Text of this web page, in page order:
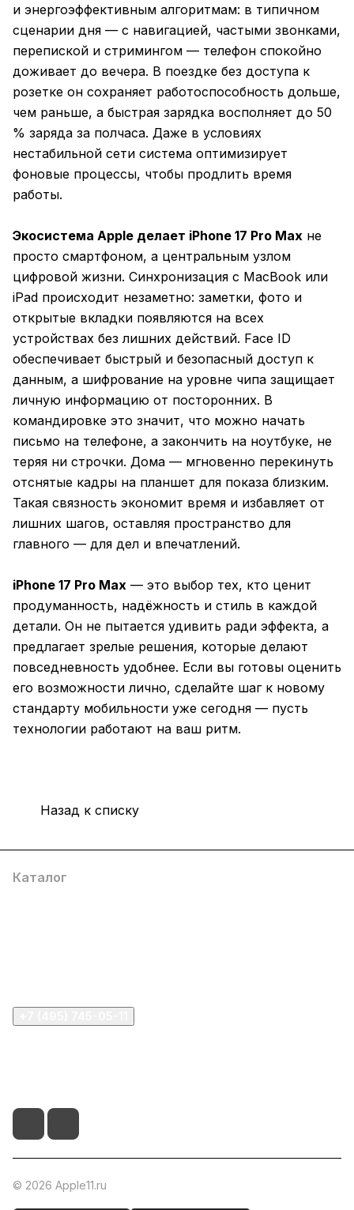
и энергоэффективным алгоритмам: в типичном
сценарии дня — с навигацией, частыми звонками,
перепиской и стримингом — телефон спокойно
доживает до вечера. В поездке без доступа к
розетке он сохраняет работоспособность дольше,
чем раньше, а быстрая зарядка восполняет до 50
% заряда за полчаса. Даже в условиях
нестабильной сети система оптимизирует
фоновые процессы, чтобы продлить время
работы.
Экосистема Apple делает iPhone 17 Pro Max не
просто смартфоном, а центральным узлом
цифровой жизни. Синхронизация с MacBook или
iPad происходит незаметно: заметки, фото и
открытые вкладки появляются на всех
устройствах без лишних действий. Face ID
обеспечивает быстрый и безопасный доступ к
данным, а шифрование на уровне чипа защищает
личную информацию от посторонних. В
командировке это значит, что можно начать
письмо на телефоне, а закончить на ноутбуке, не
теряя ни строчки. Дома — мгновенно перекинуть
отснятые кадры на планшет для показа близким.
Такая связность экономит время и избавляет от
лишних шагов, оставляя пространство для
главного — для дел и впечатлений.
iPhone 17 Pro Max — это выбор тех, кто ценит
продуманность, надёжность и стиль в каждой
детали. Он не пытается удивить ради эффекта, а
предлагает зрелые решения, которые делают
повседневность удобнее. Если вы готовы оценить
его возможности лично, сделайте шаг к новому
стандарту мобильности уже сегодня — пусть
технологии работают на ваш ритм.
Назад к списку
Каталог
© 2026 Apple11.ru